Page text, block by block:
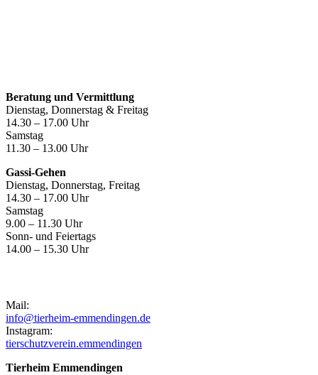
Beratung und Vermittlung
Dienstag, Donnerstag & Freitag
14.30 – 17.00 Uhr
Samstag
11.30 – 13.00 Uhr
Gassi-Gehen
Dienstag, Donnerstag, Freitag
14.30 – 17.00 Uhr
Samstag
9.00 – 11.30 Uhr
Sonn- und Feiertags
14.00 – 15.30 Uhr
Mail:
info@tierheim-emmendingen.de
Instagram:
tierschutzverein.emmendingen
Tierheim Emmendingen